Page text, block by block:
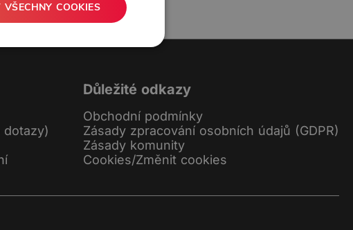
dotazy)
Důležité odkazy
Obchodní podmínky
Zásady zpracování osobních údajů (GDPR)
Zásady komunity
Cookies/Změnit cookies
VŠECHNY COOKIES